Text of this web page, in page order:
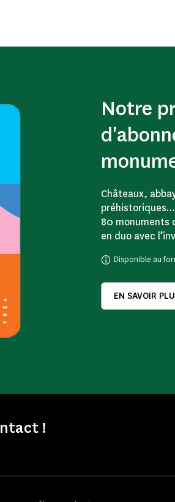
Notre
Châteaux,
80 monuments
en duo avec
Disponible au
EN SAVOIR
!